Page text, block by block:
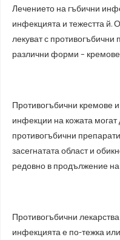
Лечението на гъбични
инфекцията и тежестта й.
лекуват с противогъбични
различни форми –
Противогъбични кремове
инфекции на кожата могат
противогъбични
засегнатата област и
редовно в продължение
Противогъбични
инфекцията е по-тежка